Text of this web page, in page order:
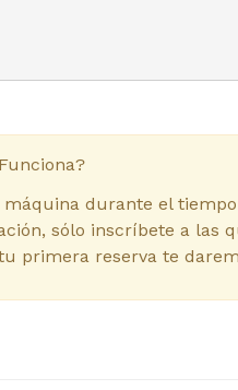
durante el
sólo inscríbete a las
primera reserva te